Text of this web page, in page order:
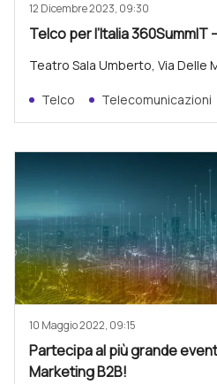
12 Dicembre 2023, 09:30
Telco per l’Italia 360SummIT
Teatro Sala Umberto, Via Delle
Telco Telecomunicazioni
10 Maggio 2022, 09:15
Partecipa al più grande
Marketing B2B!